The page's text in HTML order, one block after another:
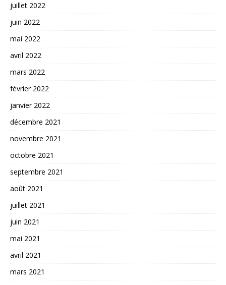
juillet 2022
juin 2022
mai 2022
avril 2022
mars 2022
février 2022
janvier 2022
décembre 2021
novembre 2021
octobre 2021
septembre 2021
août 2021
juillet 2021
juin 2021
mai 2021
avril 2021
mars 2021